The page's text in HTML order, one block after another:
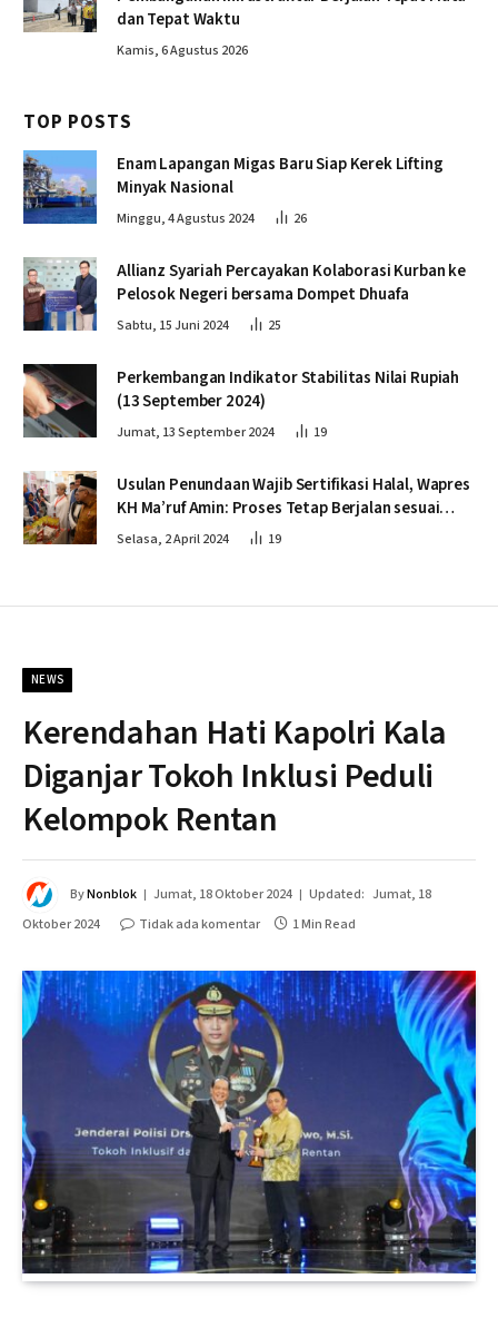
dan Tepat Waktu
Kamis, 6 Agustus 2026
TOP POSTS
Enam Lapangan Migas Baru Siap Kerek Lifting
Minyak Nasional
Minggu, 4 Agustus 2024 26
Allianz Syariah Percayakan Kolaborasi Kurban ke
Pelosok Negeri bersama Dompet Dhuafa
Sabtu, 15 Juni 2024 25
Perkembangan Indikator Stabilitas Nilai Rupiah
(13 September 2024)
Jumat, 13 September 2024 19
Usulan Penundaan Wajib Sertifikasi Halal, Wapres
KH Ma’ruf Amin: Proses Tetap Berjalan sesuai
Penahapan
Selasa, 2 April 2024 19
NEWS
Kerendahan Hati Kapolri Kala
Diganjar Tokoh Inklusi Peduli
Kelompok Rentan
ByNonblok Jumat, 18 Oktober 2024 Updated: Jumat, 18
Oktober 2024
Tidak ada komentar 1 Min Read